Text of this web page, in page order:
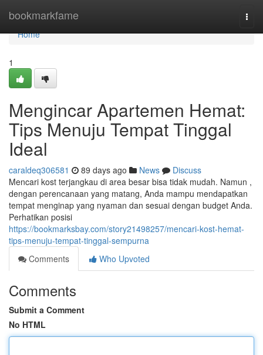
bookmarkfame
Home
Home
1
Mengincar Apartemen Hemat:
Tips Menuju Tempat Tinggal
Ideal
caraldeq306581 89 days ago News
Discuss
Mencari kost terjangkau di area besar bisa tidak mudah. Namun ,
dengan perencanaan yang matang, Anda mampu mendapatkan
tempat menginap yang nyaman dan sesuai dengan budget Anda.
Perhatikan posisi
https://bookmarksbay.com/story21498257/mencari-kost-hemat-
tips-menuju-tempat-tinggal-sempurna
Comments
Who Upvoted
Comments
Submit a Comment
No HTML